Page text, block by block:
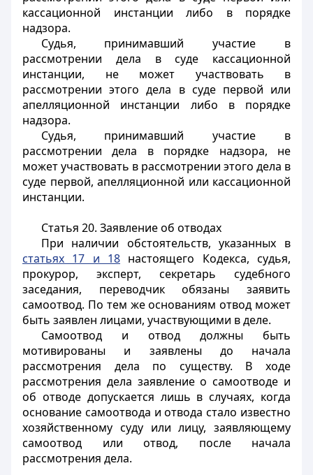
кассационной инстанции либо в порядке
надзора.
Судья, принимавший участие в
рассмотрении дела в суде кассационной
инстанции, не может участвовать в
рассмотрении этого дела в суде первой или
апелляционной инстанции либо в порядке
надзора.
Судья, принимавший участие в
рассмотрении дела в порядке надзора, не
может участвовать в рассмотрении этого дела в
суде первой, апелляционной или кассационной
инстанции.
Статья 20. Заявление об отводах
При наличии обстоятельств, указанных в
статьях 17 и 18 настоящего Кодекса, судья,
прокурор, эксперт, секретарь судебного
заседания, переводчик обязаны заявить
самоотвод. По тем же основаниям отвод может
быть заявлен лицами, участвующими в деле.
Самоотвод и отвод должны быть
мотивированы и заявлены до начала
рассмотрения дела по существу. В ходе
рассмотрения дела заявление о самоотводе и
об отводе допускается лишь в случаях, когда
основание самоотвода и отвода стало известно
хозяйственному суду или лицу, заявляющему
самоотвод или отвод, после начала
рассмотрения дела.